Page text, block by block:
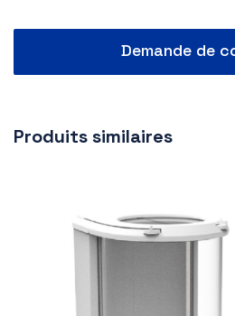
Demande de
Produits similaires